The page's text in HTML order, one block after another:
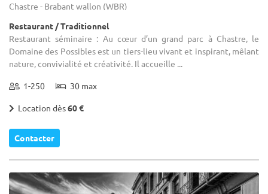
Chastre - Brabant wallon (WBR)
Restaurant / Traditionnel
Restaurant séminaire : Au cœur d’un grand parc à Chastre, le
Domaine des Possibles est un tiers-lieu vivant et inspirant, mêlant
nature, convivialité et créativité. Il accueille ...
1-250 30 max
Location dès60 €
Contacter